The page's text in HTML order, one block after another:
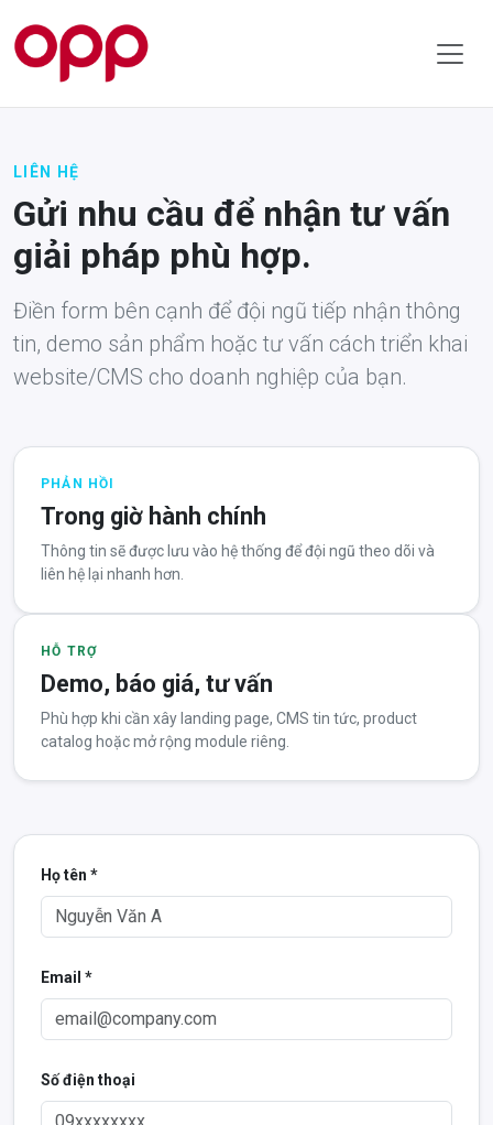
LIÊN HỆ
Gửi nhu cầu để nhận tư vấn
giải pháp phù hợp.
Điền form bên cạnh để đội ngũ tiếp nhận thông
tin, demo sản phẩm hoặc tư vấn cách triển khai
website/CMS cho doanh nghiệp của bạn.
PHẢN HỒI
Trong giờ hành chính
Thông tin sẽ được lưu vào hệ thống để đội ngũ theo dõi và
liên hệ lại nhanh hơn.
HỖ TRỢ
Demo, báo giá, tư vấn
Phù hợp khi cần xây landing page, CMS tin tức, product
catalog hoặc mở rộng module riêng.
Họ tên *
Email *
Số điện thoại